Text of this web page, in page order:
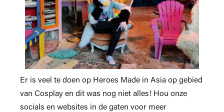
Er is veel te doen op Heroes Made in Asia op gebied
van Cosplay en dit was nog niet alles! Hou onze
socials en websites in de gaten voor meer